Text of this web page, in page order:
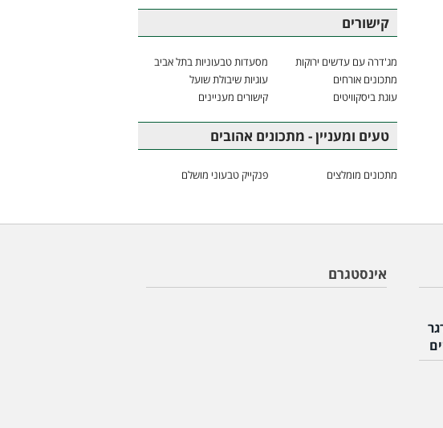
קישורים
מג'דרה עם עדשים ירוקות
מסעדות טבעוניות בתל אביב
מתכונים אורחים
עוגיות שיבולת שועל
עוגת ביסקוויטים
קישורים מעניינים
טעים ומעניין - מתכונים אהובים
מתכונים מומלצים פנקייק טבעוני מושלם
אינסטגרם